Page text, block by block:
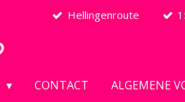
Hellingenroute
CONTACT ALGEMENE